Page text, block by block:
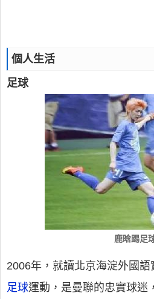
個人生活
足球
鹿晗踢足
2006年，就讀北京海淀外國
足球運動，是曼聯的忠實球迷